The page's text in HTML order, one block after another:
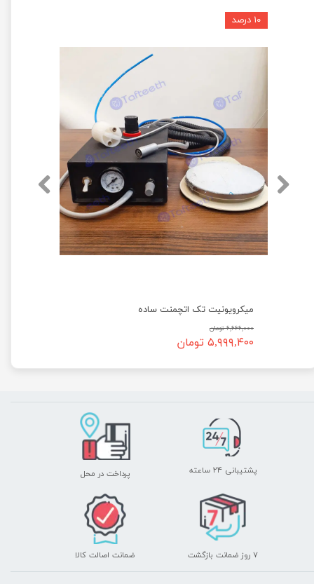
میکرویونیت تک اتچمنت ساده
۶,۶۶۶,۰۰۰ تومان
۵,۹۹۹,۴۰۰ تومان
۱۰ درصد
پشتیبانی ۲۴ ساعته پرداخت در محل
۷ روز ضمانت بازگشت ضمانت اصالت کالا